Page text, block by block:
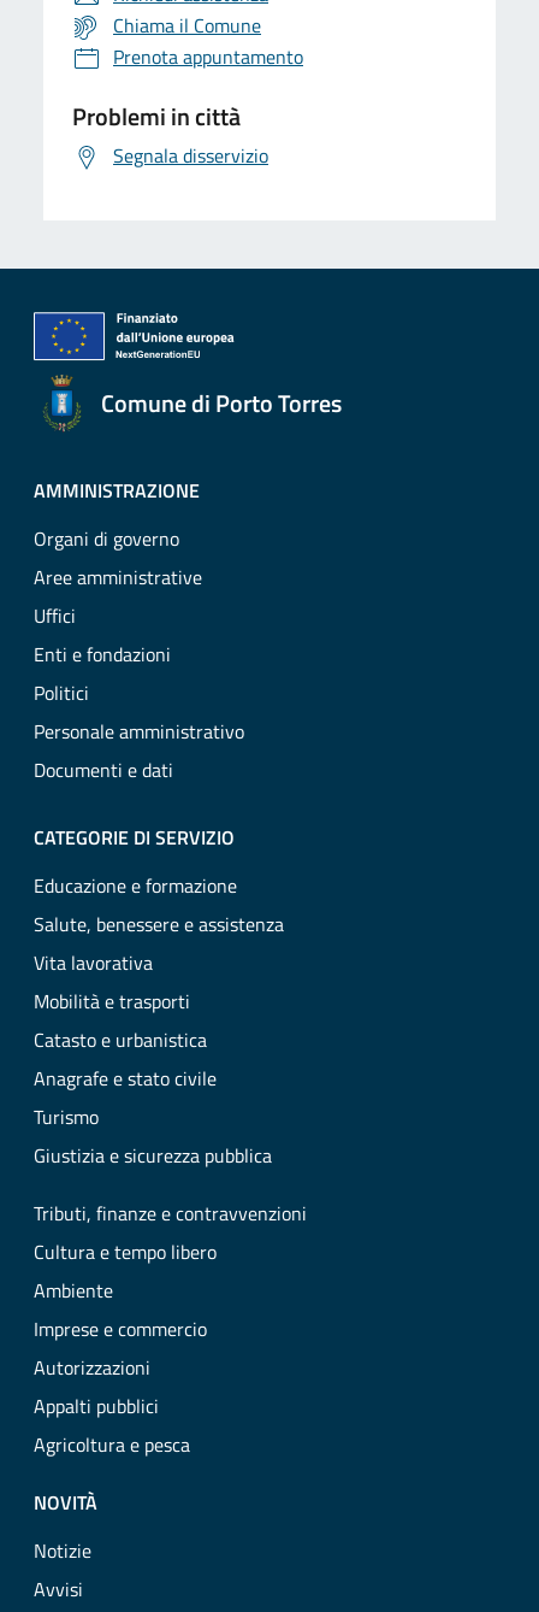
Chiama il Comune
Prenota appuntamento
Problemi in città
Segnala disservizio
Comune di Porto Torres
AMMINISTRAZIONE
Organi di governo
Aree amministrative
Uffici
Enti e fondazioni
Politici
Personale amministrativo
Documenti e dati
CATEGORIE DI SERVIZIO
Educazione e formazione
Salute, benessere e assistenza
Vita lavorativa
Mobilità e trasporti
Catasto e urbanistica
Anagrafe e stato civile
Turismo
Giustizia e sicurezza pubblica
Tributi, finanze e contravvenzioni
Cultura e tempo libero
Ambiente
Imprese e commercio
Autorizzazioni
Appalti pubblici
Agricoltura e pesca
NOVITÀ
Notizie
Avvisi